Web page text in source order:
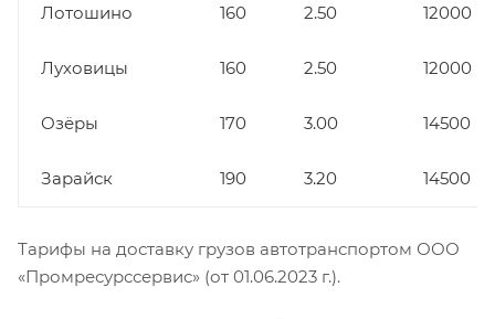
Лотошино 160 2.50 12000
Луховицы 160 2.50 12000
Озёры 170 3.00 14500
Зарайск 190 3.20 14500
Тарифы на доставку грузов автотранспортом ООО
«Промресурссервис» (от 01.06.2023 г.).